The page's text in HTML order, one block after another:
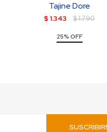
Tajine Dore
$ 1.343 $1.790
25% OFF